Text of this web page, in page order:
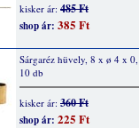
kisker ár: 485 Ft
shop ár: 385 Ft
Sárgaréz hüvely, 8 x ø 4 x
10 db
kisker ár: 360 Ft
shop ár: 225 Ft